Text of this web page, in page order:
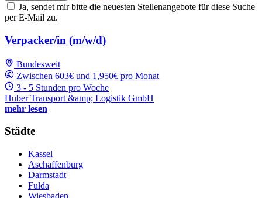
Ja, sendet mir bitte die neuesten Stellenangebote für diese Suche
per E-Mail zu.
Verpacker/in (m/w/d)
Bundesweit
Zwischen 603€ und 1,950€ pro Monat
3 - 5 Stunden pro Woche
Huber Transport &amp; Logistik GmbH
mehr lesen
Städte
Kassel
Aschaffenburg
Darmstadt
Fulda